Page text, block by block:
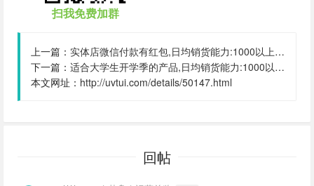
扫我免费加群
上一篇： 实体店微信付款有红包,日均销货能力:1000以上,粉丝数量:99999个,合作地区:全国
下一篇： 适合大学生开学季的产品,日均销货能力:1000以上,粉丝数量:30000000个,合作地区:全国
本文网址： http://uvtui.com/details/50147.html
回帖